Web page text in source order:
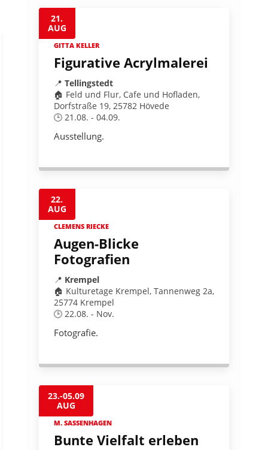
21.
AUG
GITTA KELLER
Figurative Acrylmalerei
📍 Tellingstedt
🏠 Feld und Flur, Cafe und Hofladen,
Dorfstraße 19, 25782 Hövede
🕒 21.08. - 04.09.
Ausstellung.
22.
AUG
CLEMENS RIECKE
Augen-Blicke
Fotografien
📍 Krempel
🏠 Kulturetage Krempel, Tannenweg 2a,
25774 Krempel
🕒 22.08. - Nov.
Fotografie.
23.-05.09
AUG
M. SASSENHAGEN
Bunte Vielfalt erleben